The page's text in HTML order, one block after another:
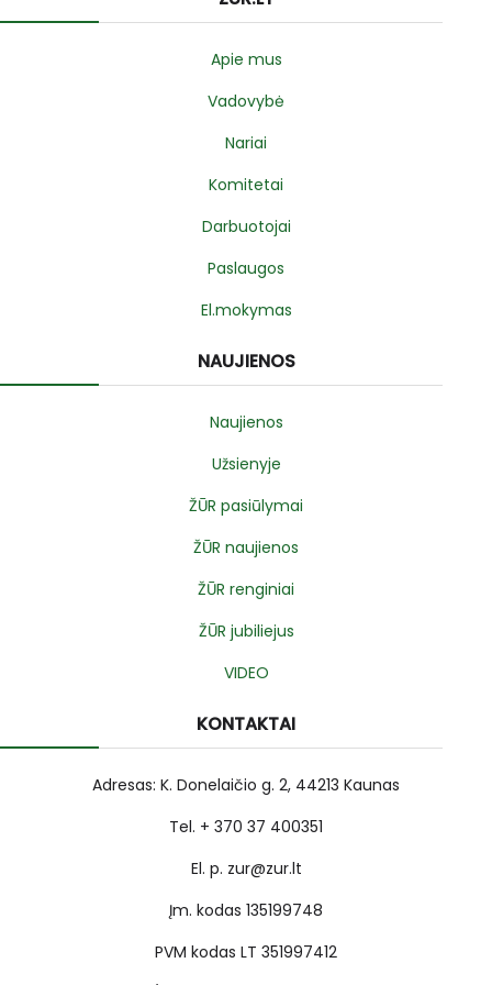
Apie mus
Vadovybė
Nariai
Komitetai
Darbuotojai
Paslaugos
El.mokymas
NAUJIENOS
Naujienos
Užsienyje
ŽŪR pasiūlymai
ŽŪR naujienos
ŽŪR renginiai
ŽŪR jubiliejus
VIDEO
KONTAKTAI
Adresas: K. Donelaičio g. 2, 44213 Kaunas
Tel. + 370 37 400351
El. p. zur@zur.lt
Įm. kodas 135199748
PVM kodas LT 351997412